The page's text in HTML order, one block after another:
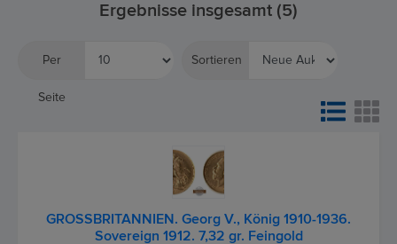
Ergebnisse insgesamt (5)
Per
Seite
Sortieren
GROSSBRITANNIEN. Georg V., König 1910-1936.
Sovereign 1912. 7,32 gr. Feingold